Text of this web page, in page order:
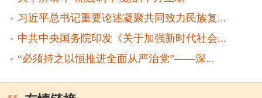
习近平总书记重要论述凝聚共同致力民族复...
中共中央国务院印发《关于加强新时代社会...
“必须持之以恒推进全面从严治党”——深...